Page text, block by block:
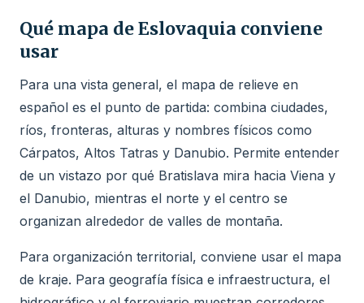
Qué mapa de Eslovaquia conviene
usar
Para una vista general, el mapa de relieve en
español es el punto de partida: combina ciudades,
ríos, fronteras, alturas y nombres físicos como
Cárpatos, Altos Tatras y Danubio. Permite entender
de un vistazo por qué Bratislava mira hacia Viena y
el Danubio, mientras el norte y el centro se
organizan alrededor de valles de montaña.
Para organización territorial, conviene usar el mapa
de kraje. Para geografía física e infraestructura, el